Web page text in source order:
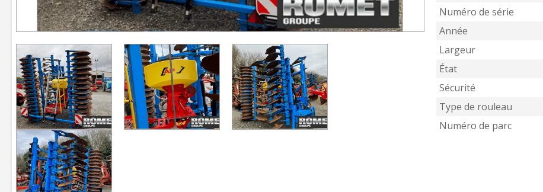
Numéro de série
Année
Largeur
État
Sécurité
Type de rouleau
Numéro de parc